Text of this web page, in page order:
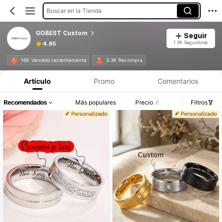
Buscar en la Tienda
GOBEST Custom
4.85
Seguir
1.3K Seguidores
16K Vendido recientemente 3.3K Recompra
Artículo Promo Comentarios
Recomendados Más populares Precio Filtros